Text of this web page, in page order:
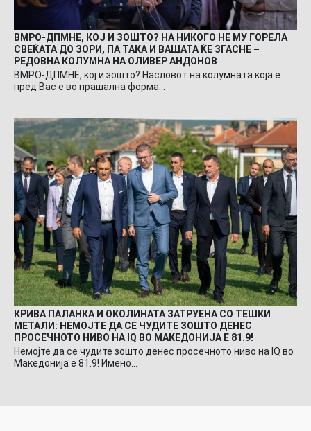
ВМРО-ДПМНЕ, КОЈ И ЗОШТО? НА НИКОГО НЕ МУ ГОРЕЛА
СВЕЌАТА ДО ЗОРИ, ПА ТАКА И ВАШАТА ЌЕ ЗГАСНЕ –
РЕДОВНА КОЛУМНА НА ОЛИВЕР АНДОНОВ
ВМРО-ДПМНЕ, кој и зошто? Насловот на колумната која е
пред Вас е во прашална форма…
КРИВА ПАЛАНКА И ОКОЛИНАТА ЗАТРУЕНА СО ТЕШКИ
МЕТАЛИ: НЕМОЈТЕ ДА СЕ ЧУДИТЕ ЗОШТО ДЕНЕС
ПРОСЕЧНОТО НИВО НА IQ ВО МАКЕДОНИЈА Е 81.9!
Немојте да се чудите зошто денес просечното ниво на IQ во
Македонија е 81.9! Имено…